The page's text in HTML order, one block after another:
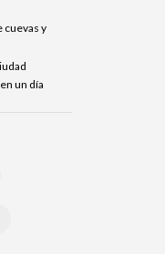
cuevas y
un día